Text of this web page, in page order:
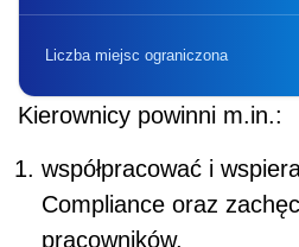
Liczba miejsc ograniczona
Kierownicy powinni m.in.:
współpracować i
Compliance oraz
pracowników,